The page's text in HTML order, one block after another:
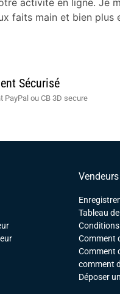
activité en ligne. Je
faits main et bien plus
Sécurisé
PayPal ou CB 3D secure
Vendeurs
Tableau
Comment
Comment
comment
Déposer